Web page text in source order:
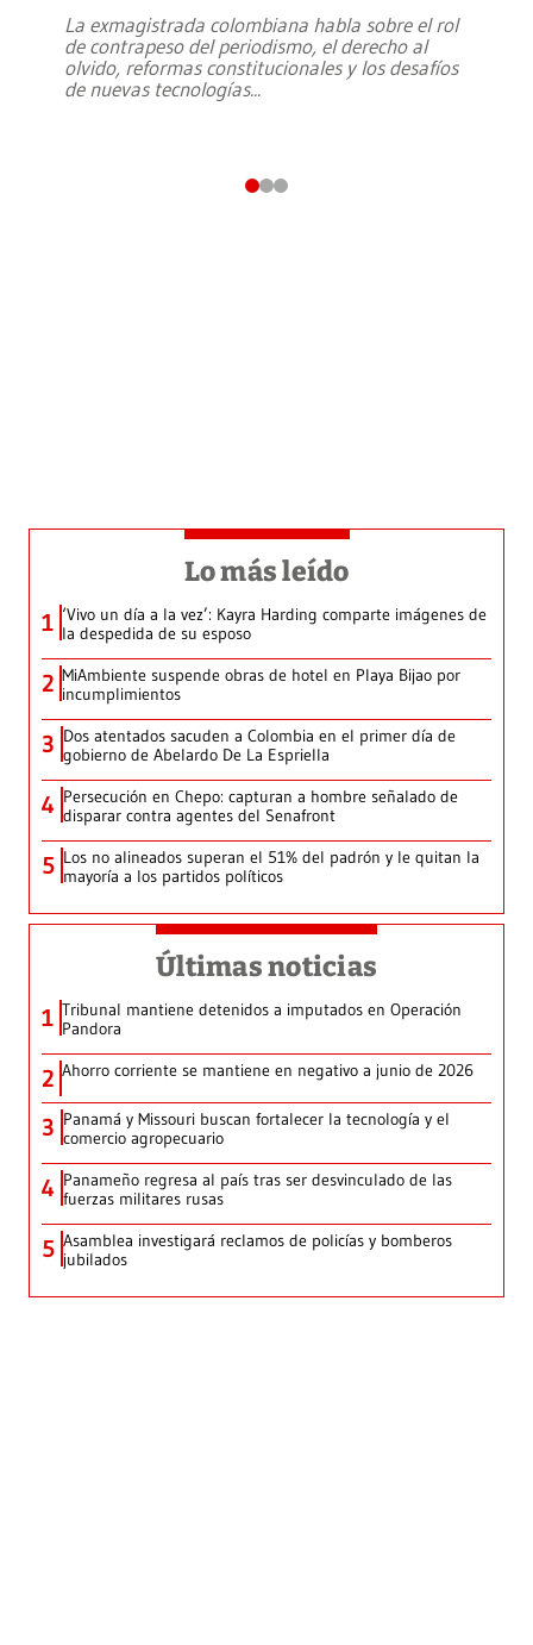
La exmagistrada colombiana habla sobre el rol
de contrapeso del periodismo, el derecho al
olvido, reformas constitucionales y los desafíos
de nuevas tecnologías...
Lo más leído
1 ‘Vivo un día a la vez’: Kayra Harding comparte imágenes de
la despedida de su esposo
2 MiAmbiente suspende obras de hotel en Playa Bijao por
incumplimientos
3 Dos atentados sacuden a Colombia en el primer día de
gobierno de Abelardo De La Espriella
4 Persecución en Chepo: capturan a hombre señalado de
disparar contra agentes del Senafront
5 Los no alineados superan el 51% del padrón y le quitan la
mayoría a los partidos políticos
Últimas noticias
1 Tribunal mantiene detenidos a imputados en Operación
Pandora
2 Ahorro corriente se mantiene en negativo a junio de 2026
3 Panamá y Missouri buscan fortalecer la tecnología y el
comercio agropecuario
4 Panameño regresa al país tras ser desvinculado de las
fuerzas militares rusas
5 Asamblea investigará reclamos de policías y bomberos
jubilados